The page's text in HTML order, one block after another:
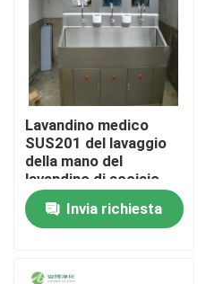
Lavandino medico
SUS201 del lavaggio
della mano del
lavandino di acciaio
inossidabile di
operazione
dell'officina con i fori
Invia richiesta